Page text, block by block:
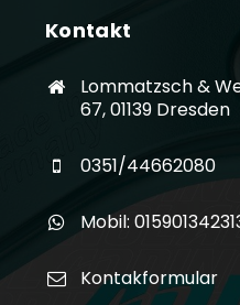
Kontakt
Lommatzsch &
67, 01139 Dresden
0351/44662080
Mobil:
Kontakformular